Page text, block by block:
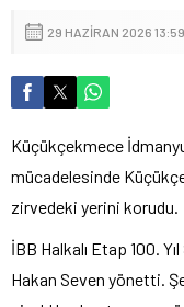
29 HAZIRAN 2026 13:59
Küçükçekmece
mücadelesinde
zirvedeki yerini korudu.
İBB Halkalı Etap 100.
Hakan Seven yönetti.